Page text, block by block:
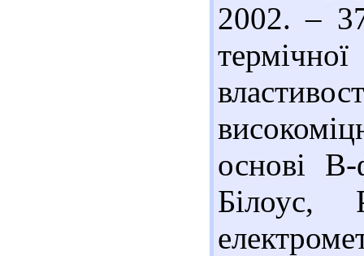
2002. –
основі